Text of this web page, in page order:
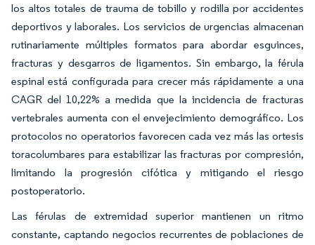
los altos totales de trauma de tobillo y rodilla por accidentes
deportivos y laborales. Los servicios de urgencias almacenan
rutinariamente múltiples formatos para abordar esguinces,
fracturas y desgarros de ligamentos. Sin embargo, la férula
espinal está configurada para crecer más rápidamente a una
CAGR del 10,22% a medida que la incidencia de fracturas
vertebrales aumenta con el envejecimiento demográfico. Los
protocolos no operatorios favorecen cada vez más las ortesis
toracolumbares para estabilizar las fracturas por compresión,
limitando la progresión cifótica y mitigando el riesgo
postoperatorio.
Las férulas de extremidad superior mantienen un ritmo
constante, captando negocios recurrentes de poblaciones de